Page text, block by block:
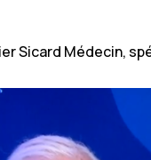
Sicard Médecin,